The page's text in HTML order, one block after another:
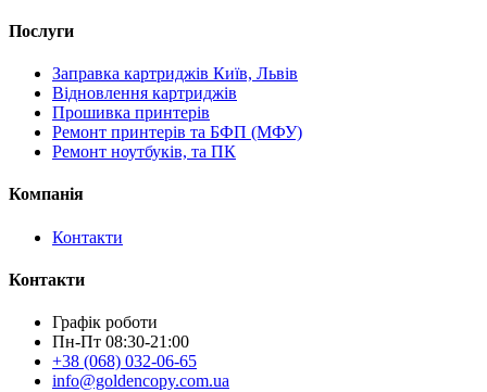
Послуги
Заправка картриджів Київ, Львів
Відновлення картриджів
Прошивка принтерів
Ремонт принтерів та БФП (МФУ)
Ремонт ноутбуків, та ПК
Компанія
Контакти
Контакти
Графік роботи
Пн-Пт 08:30-21:00
+38 (068) 032-06-65
info@goldencopy.com.ua